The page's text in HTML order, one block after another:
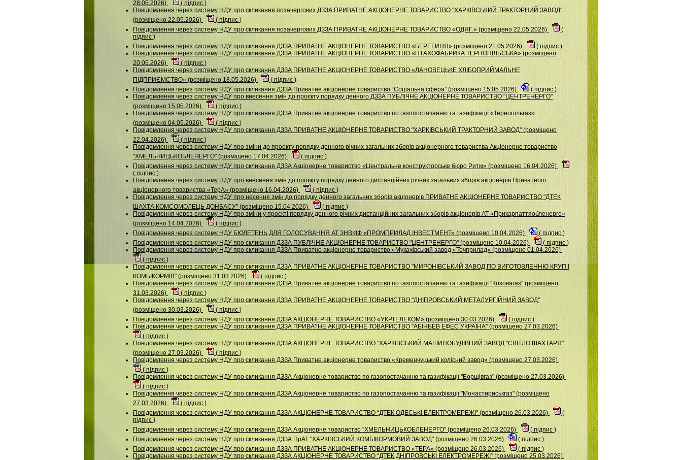
28.05.2026)
( підпис )
Повідомлення через систему НДУ про скликання позачергових ДЗЗА ПРИВАТНЕ АКЦIОНЕРНЕ ТОВАРИСТВО "ХАРКIВСЬКИЙ ТРАКТОРНИЙ ЗАВОД"
(розміщено 22.05.2026)
( підпис )
Повідомлення через систему НДУ про скликання позачергових ДЗЗА ПРИВАТНЕ АКЦІОНЕРНЕ ТОВАРИСТВО «ОДЯГ.» (розміщено 22.05.2026)
(
підпис )
Повідомлення через систему НДУ про скликання ДЗЗА ПРИВАТНЕ АКЦІОНЕРНЕ ТОВАРИСТВО «БЕРЕГИНЯ» (розміщено 21.05.2026)
( підпис )
Повідомлення через систему НДУ про скликання ДЗЗА ПРИВАТНЕ АКЦІОНЕРНЕ ТОВАРИСТВО «ПТАХОФАБРИКА ТЕРНОПІЛЬСЬКА» (розміщено
20.05.2026)
( підпис )
Повідомлення через систему НДУ про скликання ДЗЗА ПРИВАТНЕ АКЦІОНЕРНЕ ТОВАРИСТВО «ЛАНОВЕЦЬКЕ ХЛІБОПРИЙМАЛЬНЕ
ПІДПРИЄМСТВО» (розміщено 18.05.2026)
( підпис )
Повідомлення через систему НДУ про скликання ДЗЗА Приватне акціонерне товариство “Соціальна сфера” (розміщено 15.05.2026)
( підпис )
Повідомлення через систему НДУ про внесення змін до проєкту порядку денного ДЗЗА ПУБЛІЧНЕ АКЦІОНЕРНЕ ТОВАРИСТВО "ЦЕНТРЕНЕРГО"
(розміщено 15.05.2026)
( підпис )
Повідомлення через систему НДУ про скликання ДЗЗА Приватне акціонерне товариство по газопостачанню та газифікації «Тернопільгаз»
(розміщено 04.05.2026)
( підпис )
Повідомлення через систему НДУ про скликання ДЗЗА ПРИВАТНЕ АКЦIОНЕРНЕ ТОВАРИСТВО "ХАРКIВСЬКИЙ ТРАКТОРНИЙ ЗАВОД" (розміщено
22.04.2026)
( підпис )
Повідомлення через систему НДУ про зміни до проекту порядку денного річних загальних зборів акціонерного товариства Акціонерне товариство
"ХМЕЛЬНИЦЬКОБЛЕНЕРГО" (розміщено 17.04.2026)
( підпис )
Повідомлення через систему НДУ про скликання ДЗЗА Акціонерне товариство «Центральне конструкторське бюро Ритм» (розміщено 16.04.2026)
( підпис )
Повідомлення через систему НДУ про внесення змін до проєкту порядку денного дистанційних річних загальних зборів акціонерів Приватного
акціонерного товариства «ТерА» (розміщено 16.04.2026)
( підпис )
Повідомлення через систему НДУ про несення змін до порядку денного загальних зборів акціонерів ПРИВАТНЕ АКЦІОНЕРНЕ ТОВАРИСТВО "ДТЕК
ШАХТА КОМСОМОЛЕЦЬ ДОНБАСУ" (розміщено 15.04.2026)
( підпис )
Повідомлення через систему НДУ про зміни у проєкті порядку денного річних дистанційних загальних зборів акціонерів АТ «Прикарпаттяобленерго»
(розміщено 14.04.2026)
( підпис )
Повідомлення через систему НДУ БЮЛЕТЕНЬ ДЛЯ ГОЛОСУВАННЯ АТ ЗНВКІФ «ПРОМПРИЛАД ІНВЕСТМЕНТ» (розміщено 10.04.2026)
( підпис )
Повідомлення через систему НДУ про скликання ДЗЗА ПУБЛІЧНЕ АКЦІОНЕРНЕ ТОВАРИСТВО "ЦЕНТРЕНЕРГО" (розміщено 10.04.2026)
( підпис )
Повідомлення через систему НДУ про скликання ДЗЗА Приватне акціонерне товариство «Мукачівський завод «Точприлад» (розміщено 01.04.2026)
( підпис )
Повідомлення через систему НДУ про скликання ДЗЗА ПРИВАТНЕ АКЦІОНЕРНЕ ТОВАРИСТВО "МИРОНІВСЬКИЙ ЗАВОД ПО ВИГОТОВЛЕННЮ КРУП І
КОМБІКОРМІВ" (розміщено 31.03.2026)
( підпис )
Повідомлення через систему НДУ про скликання ДЗЗА Приватне акціонерне товариство по газопостачанню та газифікації "Козовагаз" (розміщено
31.03.2026)
( підпис )
Повідомлення через систему НДУ про скликання ДЗЗА ПРИВАТНЕ АКЦІОНЕРНЕ ТОВАРИСТВО "ДНІПРОВСЬКИЙ МЕТАЛУРГІЙНИЙ ЗАВОД"
(розміщено 30.03.2026)
( підпис )
Повідомлення через систему НДУ про скликання ДЗЗА АКЦІОНЕРНЕ ТОВАРИСТВО «УКРТЕЛЕКОМ» (розміщено 30.03.2026)
( підпис )
Повідомлення через систему НДУ про скликання ДЗЗА ПРИВАТНЕ АКЦІОНЕРНЕ ТОВАРИСТВО "АБІНБЕВ ЕФЕС УКРАЇНА" (розміщено 27.03.2026)
( підпис )
Повідомлення через систему НДУ про скликання ДЗЗА АКЦІОНЕРНЕ ТОВАРИСТВО "ХАРКІВСЬКИЙ МАШИНОБУДІВНИЙ ЗАВОД "СВІТЛО ШАХТАРЯ"
(розміщено 27.03.2026)
( підпис )
Повідомлення через систему НДУ про скликання ДЗЗА Приватне акціонерне товариство «Кременчуцький колісний завод» (розміщено 27.03.2026)
( підпис )
Повідомлення через систему НДУ про скликання ДЗЗА Акцiонерне товариство по газопостачанню та газифiкацiї "Борщiвгаз" (розміщено 27.03.2026)
( підпис )
Повідомлення через систему НДУ про скликання ДЗЗА Акціонерне товариство по газопостачанню та газифікації "Монастириськгаз" (розміщено
27.03.2026)
( підпис )
Повідомлення через систему НДУ про скликання ДЗЗА АКЦІОНЕРНЕ ТОВАРИСТВО “ДТЕК ОДЕСЬКІ ЕЛЕКТРОМЕРЕЖІ” (розміщено 26.03.2026)
(
підпис )
Повідомлення через систему НДУ про скликання ДЗЗА Акціонерне товариство "ХМЕЛЬНИЦЬКОБЛЕНЕРГО" (розміщено 26.03.2026)
( підпис )
Повідомлення через систему НДУ про скликання ДЗЗА ПрАТ "ХАРКІВСЬКИЙ КОМБІКОРМОВИЙ ЗАВОД" (розміщено 26.03.2026)
( підпис )
Повідомлення через систему НДУ про скликання ДЗЗА ПРИВАТНЕ АКЦІОНЕРНЕ ТОВАРИСТВО «ТЕРА» (розміщено 26.03.2026)
( підпис )
Повідомлення через систему НДУ про скликання ДЗЗА АКЦІОНЕРНЕ ТОВАРИСТВО “ДТЕК ДНІПРОВСЬКІ ЕЛЕКТРОМЕРЕЖІ” (розміщено 25.03.2026)